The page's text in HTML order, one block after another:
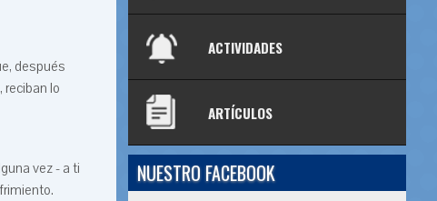
después
reciban lo
vez - a ti
ACTIVIDADES
ARTÍCULOS
NUESTRO FACEBOOK